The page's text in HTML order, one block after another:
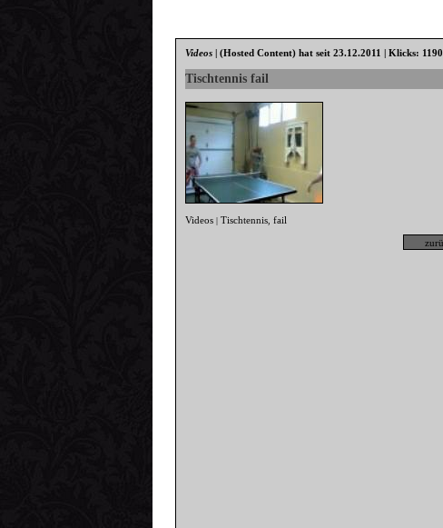
Videos |(Hosted Content) hat seit 23.12.2011 | Klicks: 1190
Tischtennis fail
Videos |Tischtennis ,fail